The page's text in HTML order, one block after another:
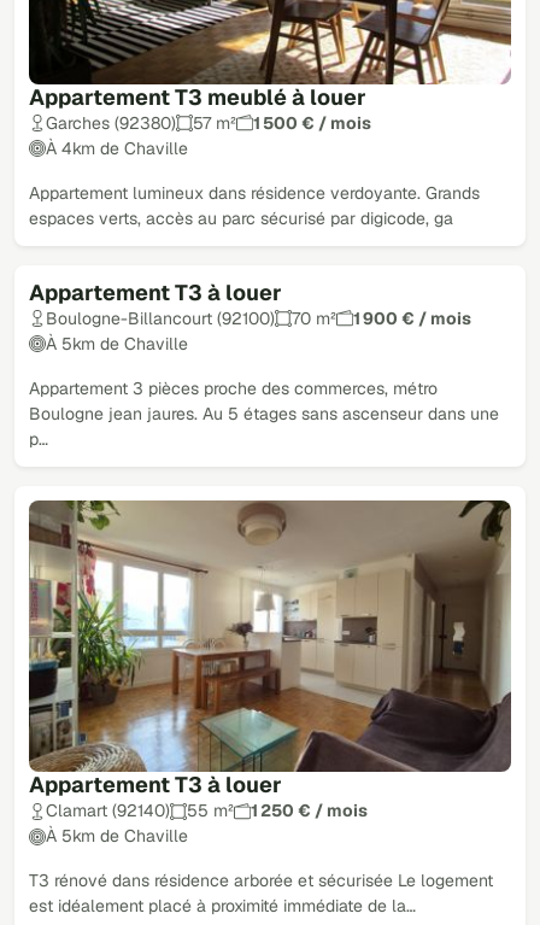
Appartement T3 meublé à louer
Garches (92380) 57 m²
1 500 € / mois
À 4km de Chaville
Appartement lumineux dans résidence verdoyante. Grands
espaces verts, accès au parc sécurisé par digicode, ga
Appartement T3 à louer
Boulogne-Billancourt (92100) 70 m²
1 900 € / mois
À 5km de Chaville
Appartement 3 pièces proche des commerces, métro
Boulogne jean jaures. Au 5 étages sans ascenseur dans une
p…
Appartement T3 à louer
Clamart (92140) 55 m²
1 250 € / mois
À 5km de Chaville
T3 rénové dans résidence arborée et sécurisée Le logement
est idéalement placé à proximité immédiate de la…